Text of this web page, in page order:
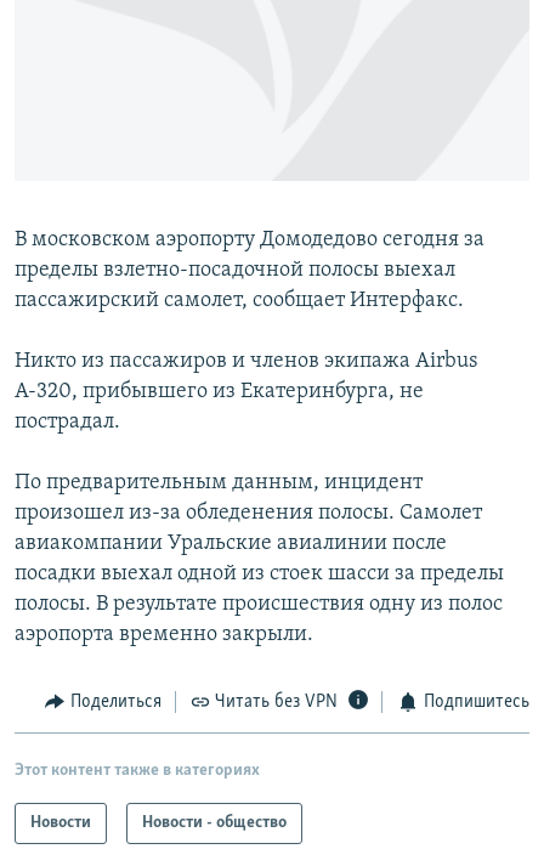
Все сайты РСЕ/РС
В московском аэропорту Домодедово сегодня за
пределы взлетно-посадочной полосы выехал
пассажирский самолет, сообщает Интерфакс.
Никто из пассажиров и членов экипажа Airbus
А-320, прибывшего из Екатеринбурга, не
пострадал.
По предварительным данным, инцидент
произошел из-за обледенения полосы. Самолет
авиакомпании Уральские авиалинии после
посадки выехал одной из стоек шасси за пределы
полосы. В результате происшествия одну из полос
аэропорта временно закрыли.
Поделиться Читать без VPN Подпишитесь
Этот контент также в категориях
Новости Новости - общество